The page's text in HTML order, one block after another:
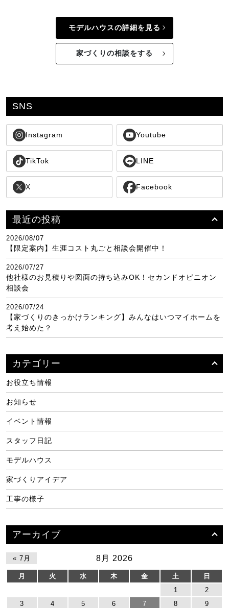
モデルハウスの詳細を見る
家づくりの相談をする
最近の投稿
2026/08/07
【限定案内】生涯コスト丸ごと相談会開催中！
2026/07/27
他社様のお見積りや図面の持ち込みOK！セカンドオピニオン
相談会
2026/07/24
【家づくりのきっかけランキング】みんなはいつマイホームを
考え始めた？
カテゴリー
お役立ち情報
お知らせ
イベント情報
スタッフ日記
モデルハウス
家づくりアイデア
工事の様子
アーカイブ
8月 2026
月 火 水 木 金 土
日
1
2
3
4 5 6 7 8
9
« 7月
SNS
Instagram Youtube
TikTok LINE
X Facebook